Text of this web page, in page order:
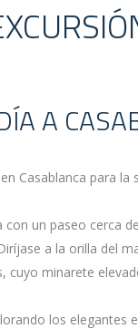
A
Casablanca para
un paseo cerca
a la orilla del
cuyo minarete
los